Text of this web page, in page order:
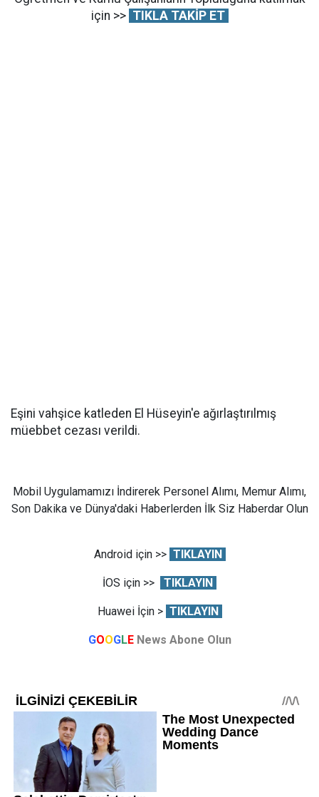
için >> TIKLA TAKİP ET
Eşini vahşice katleden El Hüseyin'e ağırlaştırılmış
müebbet cezası verildi.
Mobil Uygulamamızı İndirerek Personel Alımı, Memur Alımı,
Son Dakika ve Dünya'daki Haberlerden İlk Siz Haberdar Olun
Android için >> TIKLAYIN
İOS için >> TIKLAYIN
Huawei İçin > TIKLAYIN
GOOGLE News Abone Olun